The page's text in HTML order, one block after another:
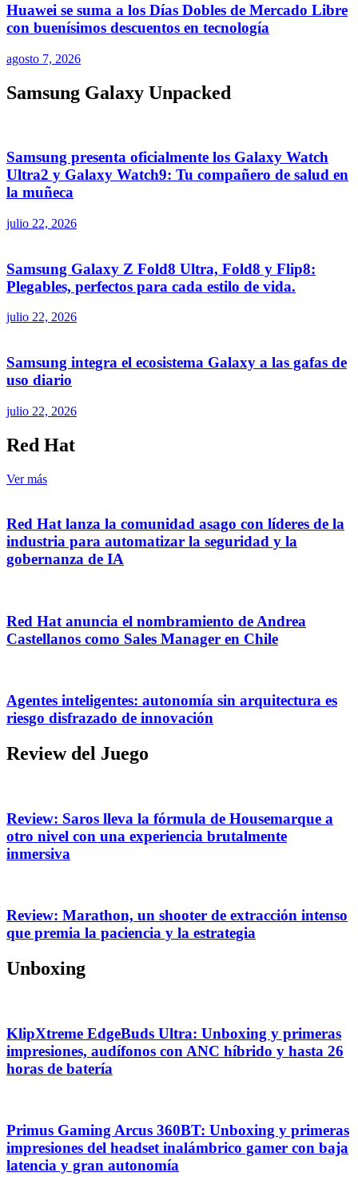
Huawei se suma a los Días Dobles de Mercado Libre
con buenísimos descuentos en tecnología
agosto 7, 2026
Samsung Galaxy Unpacked
Samsung presenta oficialmente los Galaxy Watch
Ultra2 y Galaxy Watch9: Tu compañero de salud en
la muñeca
julio 22, 2026
Samsung Galaxy Z Fold8 Ultra, Fold8 y Flip8:
Plegables, perfectos para cada estilo de vida.
julio 22, 2026
Samsung integra el ecosistema Galaxy a las gafas de
uso diario
julio 22, 2026
Red Hat
Ver más
Red Hat lanza la comunidad asago con líderes de la
industria para automatizar la seguridad y la
gobernanza de IA
Red Hat anuncia el nombramiento de Andrea
Castellanos como Sales Manager en Chile
Agentes inteligentes: autonomía sin arquitectura es
riesgo disfrazado de innovación
Review del Juego
Review: Saros lleva la fórmula de Housemarque a
otro nivel con una experiencia brutalmente
inmersiva
Review: Marathon, un shooter de extracción intenso
que premia la paciencia y la estrategia
Unboxing
KlipXtreme EdgeBuds Ultra: Unboxing y primeras
impresiones, audífonos con ANC híbrido y hasta 26
horas de batería
Primus Gaming Arcus 360BT: Unboxing y primeras
impresiones del headset inalámbrico gamer con baja
latencia y gran autonomía